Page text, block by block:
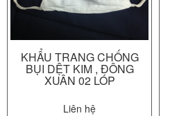
KHẨU TRANG CHỐNG
BỤI DỆT KIM , ĐÔNG
XUÂN 02 LÓP
Liên hệ